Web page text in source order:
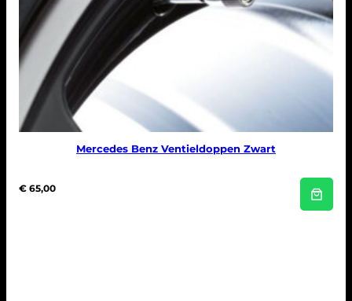
Mercedes Benz Ventieldoppen Zwart
€ 65,00